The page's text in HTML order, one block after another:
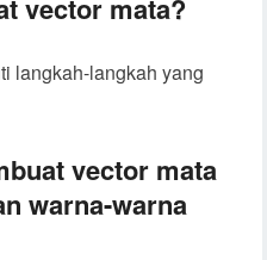
vector mata?
langkah-langkah yang
vector mata
warna-warna